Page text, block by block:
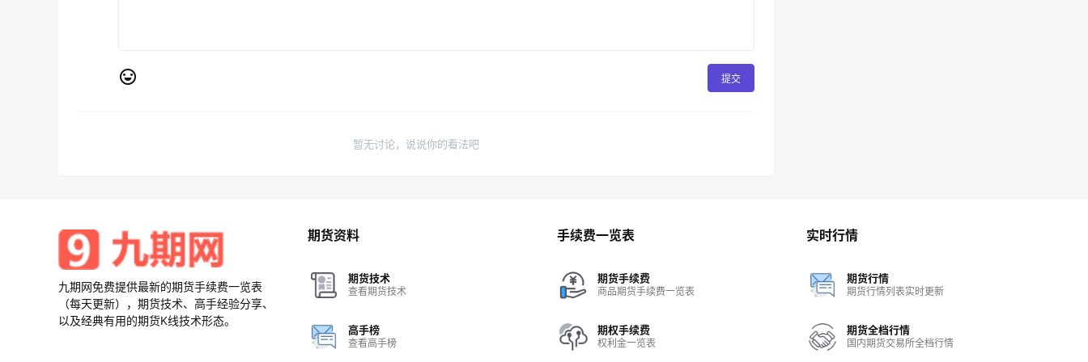
提交
暂无讨论，说说你的看法吧
九期网免费提供最新的期货手续费一览表
（每天更新），期货技术、高手经验分享、
以及经典有用的期货K线技术形态。
期货资料
期货技术
查看期货技术
高手榜
查看高手榜
手续费一览表
期货手续费
商品期货手续费一览表
期权手续费
权利金一览表
实时行情
期货行情
期货行情列表实时更新
期货全档行情
国内期货交易所全档行情